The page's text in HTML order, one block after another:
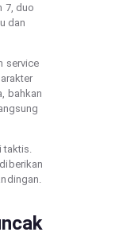
7, duo
dan
service
bahkan
taktis.